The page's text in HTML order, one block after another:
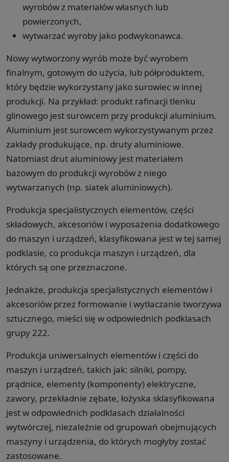
wyrobów z materiałów własnych lub
powierzonych,
wytwarzać wyroby jako podwykonawca.
Nowy wytworzony wyrób może być wyrobem
finalnym, gotowym do użycia, lub półproduktem,
który będzie wykorzystany jako surowiec w innej
produkcji. Na przykład: produkt rafinacji tlenku
glinowego jest surowcem przy produkcji aluminium.
Aluminium jest surowcem wykorzystywanym przez
zakłady produkujące, np. druty aluminiowe.
Natomiast drut aluminiowy jest materiałem
bazowym do produkcji wyrobów z niego
wytwarzanych (np. siatek aluminiowych).
Produkcja specjalistycznych elementów, części
składowych, akcesoriów i wyposażenia dodatkowego
do maszyn i urządzeń, klasyfikowana jest w tej samej
podklasie, co produkcja maszyn i urządzeń, dla
których są one przeznaczone.
Jednakże, produkcja specjalistycznych elementów i
akcesoriów przez formowanie i wytłaczanie tworzywa
sztucznego, mieści się w odpowiednich podklasach
grupy 222.
Produkcja uniwersalnych elementów i części do
maszyn i urządzeń, takich jak: silniki, pompy,
prądnice, elementy (komponenty) elektryczne,
zawory, przekładnie zębate, łożyska sklasyfikowana
jest w odpowiednich podklasach działalności
wytwórczej, niezależnie od grupowań obejmujących
maszyny i urządzenia, do których mogłyby zostać
zastosowane.